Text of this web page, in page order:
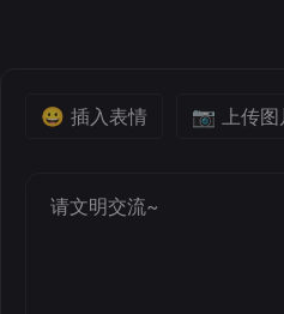
😀 插入表情 📷 上传图